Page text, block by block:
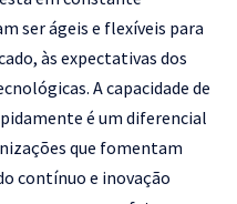
ser ágeis e flexíveis para
às expectativas dos
A capacidade de
é um diferencial
que fomentam
contínuo e inovação